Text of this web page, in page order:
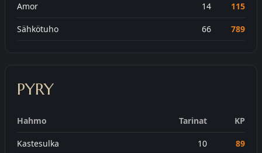
Amor 14 115
Sähkötuho 66 789
PYRY
Hahmo Tarinat KP
Kastesulka 10 89